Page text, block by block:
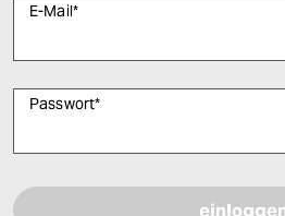
E-Mail*
Passwort*